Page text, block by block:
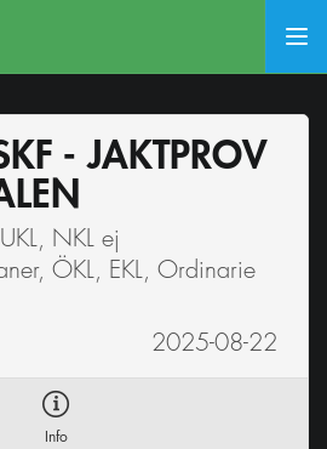
- JAKTPROV
NKL ej
ÖKL, EKL, Ordinarie
2025-08-22
Info